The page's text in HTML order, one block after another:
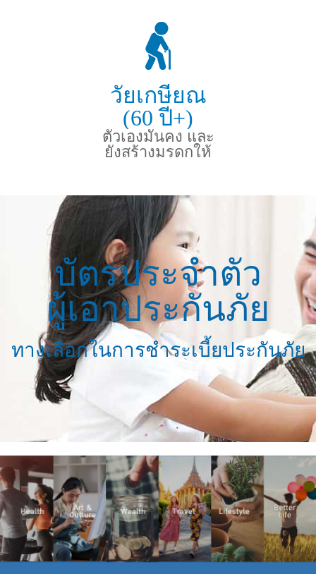
วัยเกษียณ
(60 ปี+)
ตัวเองมั่นคง และ
ยังสร้างมรดกให้
บัตรประจำตัว
ผู้เอาประกันภัย
ทางเลือกในการชำระเบี้ยประกันภัย